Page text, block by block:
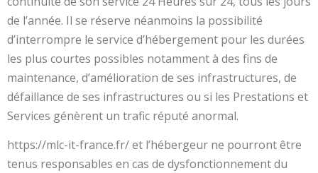
de l’année. Il se réserve néanmoins la possibilité
d’interrompre le service d’hébergement pour les durées
les plus courtes possibles notamment à des fins de
maintenance, d’amélioration de ses infrastructures, de
défaillance de ses infrastructures ou si les Prestations et
Services génèrent un trafic réputé anormal.
https://mlc-it-france.fr/ et l’hébergeur ne pourront être
tenus responsables en cas de dysfonctionnement du